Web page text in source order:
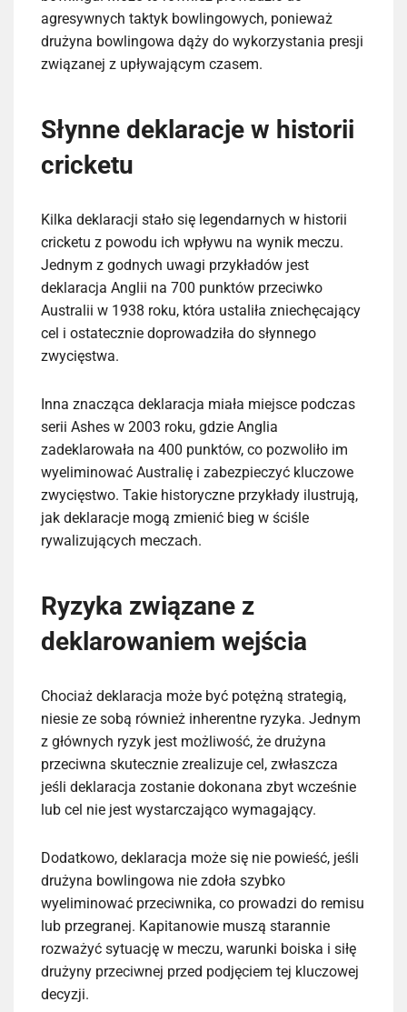
agresywnych taktyk bowlingowych, ponieważ
drużyna bowlingowa dąży do wykorzystania presji
związanej z upływającym czasem.
Słynne deklaracje w historii
cricketu
Kilka deklaracji stało się legendarnych w historii
cricketu z powodu ich wpływu na wynik meczu.
Jednym z godnych uwagi przykładów jest
deklaracja Anglii na 700 punktów przeciwko
Australii w 1938 roku, która ustaliła zniechęcający
cel i ostatecznie doprowadziła do słynnego
zwycięstwa.
Inna znacząca deklaracja miała miejsce podczas
serii Ashes w 2003 roku, gdzie Anglia
zadeklarowała na 400 punktów, co pozwoliło im
wyeliminować Australię i zabezpieczyć kluczowe
zwycięstwo. Takie historyczne przykłady ilustrują,
jak deklaracje mogą zmienić bieg w ściśle
rywalizujących meczach.
Ryzyka związane z
deklarowaniem wejścia
Chociaż deklaracja może być potężną strategią,
niesie ze sobą również inherentne ryzyka. Jednym
z głównych ryzyk jest możliwość, że drużyna
przeciwna skutecznie zrealizuje cel, zwłaszcza
jeśli deklaracja zostanie dokonana zbyt wcześnie
lub cel nie jest wystarczająco wymagający.
Dodatkowo, deklaracja może się nie powieść, jeśli
drużyna bowlingowa nie zdoła szybko
wyeliminować przeciwnika, co prowadzi do remisu
lub przegranej. Kapitanowie muszą starannie
rozważyć sytuację w meczu, warunki boiska i siłę
drużyny przeciwnej przed podjęciem tej kluczowej
decyzji.